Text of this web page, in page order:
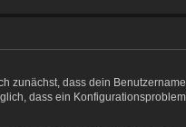
zunächst, dass dein
dass ein